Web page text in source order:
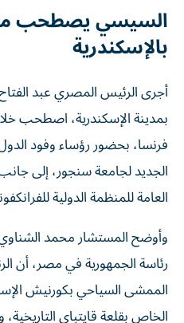
السيسي يصطحب
بالإسكندرية
أجرى الرئيس المصري عبد
بمدينة الإسكندرية، اصطحب
فرنسا، بحضور رؤساء وفود
الجديد لجامعة سنجور، إلى
العامة للمنظمة الدولية
وأوضح المستشار محمد
رئاسة الجمهورية في مصر، أن
الممشى السياحي بكورنيش
الخاص بقلعة قايتباي